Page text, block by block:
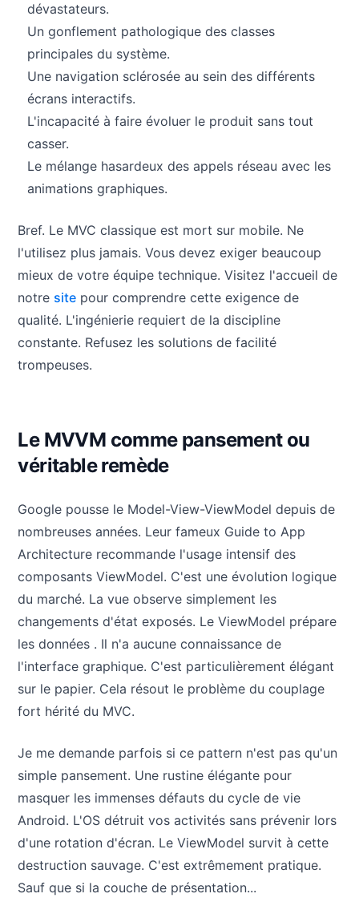
dévastateurs.
Un gonflement pathologique des classes
principales du système.
Une navigation sclérosée au sein des différents
écrans interactifs.
L'incapacité à faire évoluer le produit sans tout
casser.
Le mélange hasardeux des appels réseau avec les
animations graphiques.
Bref. Le MVC classique est mort sur mobile. Ne
l'utilisez plus jamais. Vous devez exiger beaucoup
mieux de votre équipe technique. Visitez l'accueil de
notre site pour comprendre cette exigence de
qualité. L'ingénierie requiert de la discipline
constante. Refusez les solutions de facilité
trompeuses.
Le MVVM comme pansement ou
véritable remède
Google pousse le Model-View-ViewModel depuis de
nombreuses années. Leur fameux Guide to App
Architecture recommande l'usage intensif des
composants ViewModel. C'est une évolution logique
du marché. La vue observe simplement les
changements d'état exposés. Le ViewModel prépare
les données . Il n'a aucune connaissance de
l'interface graphique. C'est particulièrement élégant
sur le papier. Cela résout le problème du couplage
fort hérité du MVC.
Je me demande parfois si ce pattern n'est pas qu'un
simple pansement. Une rustine élégante pour
masquer les immenses défauts du cycle de vie
Android. L'OS détruit vos activités sans prévenir lors
d'une rotation d'écran. Le ViewModel survit à cette
destruction sauvage. C'est extrêmement pratique.
Sauf que si la couche de présentation...